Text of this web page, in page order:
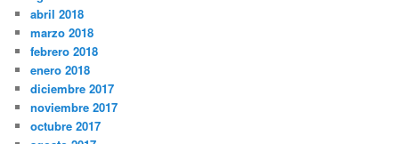
abril 2018
marzo 2018
febrero 2018
enero 2018
diciembre 2017
noviembre 2017
octubre 2017